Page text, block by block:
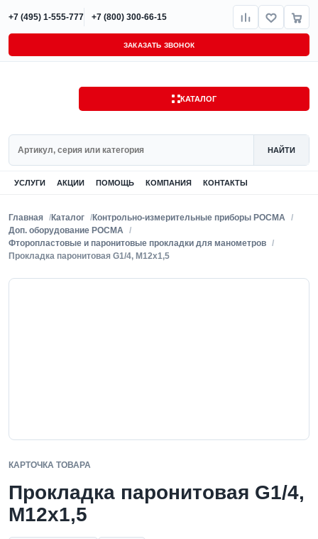
+7 (495) 1-555-777 +7 (800) 300-66-15
ЗАКАЗАТЬ ЗВОНОК
КАТАЛОГ
НАЙТИ
УСЛУГИ АКЦИИ ПОМОЩЬ КОМПАНИЯ КОНТАКТЫ
Главная Каталог
Контрольно-измерительные приборы РОСМА
Доп. оборудование РОСМА
Фторопластовые и паронитовые прокладки для манометров
Прокладка паронитовая G1/4, M12x1,5
КАРТОЧКА ТОВАРА
Прокладка паронитовая G1/4,
M12x1,5